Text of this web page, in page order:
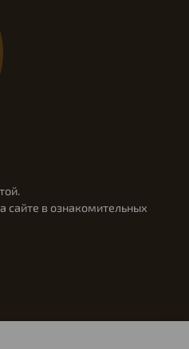
сайте в ознакомительных